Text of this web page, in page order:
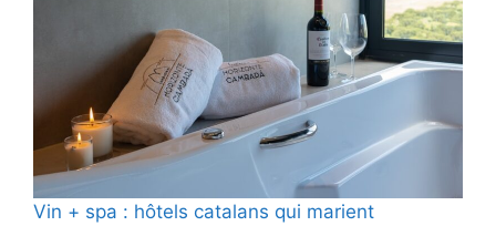
Vin + spa : hôtels catalans qui marient